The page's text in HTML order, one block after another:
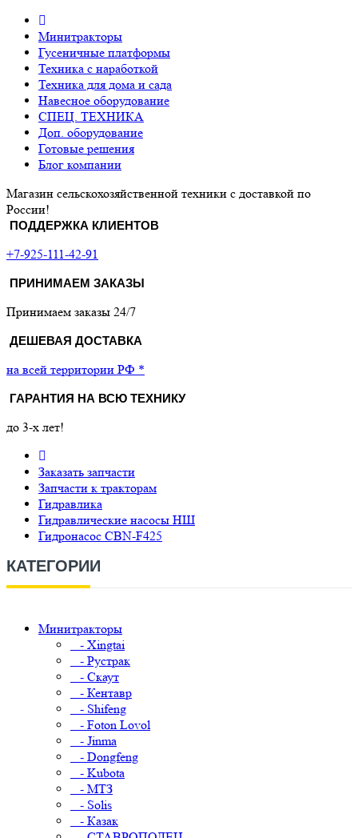
Минитракторы
Гусеничные платформы
Техника с наработкой
Техника для дома и сада
Навесное оборудование
СПЕЦ. ТЕХНИКА
Доп. оборудование
Готовые решения
Блог компании
Магазин сельскохозяйственной техники с доставкой по
России!
ПОДДЕРЖКА КЛИЕНТОВ
+7-925-111-42-91
ПРИНИМАЕМ ЗАКАЗЫ
Принимаем заказы 24/7
ДЕШЕВАЯ ДОСТАВКА
на всей территории РФ *
ГАРАНТИЯ НА ВСЮ ТЕХНИКУ
до 3-х лет!
Заказать запчасти
Запчасти к тракторам
Гидравлика
Гидравлические насосы НШ
Гидронасос CBN-F425
КАТЕГОРИИ
Минитракторы
- Xingtai
- Рустрак
- Скаут
- Кентавр
- Shifeng
- Foton Lovol
- Jinma
- Dongfeng
- Kubota
- МТЗ
- Solis
- Казак